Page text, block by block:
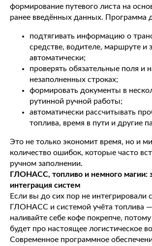
формирование путевого листа на
ранее введённых данных. Программа
подтягивать информацию о
средстве, водителе, маршруте и
автоматически;
проверять обязательные поля и
незаполненных строках;
формировать документы в
рутинной ручной работы;
автоматически рассчитывать
топлива, время в пути и другие
Это не только экономит время, но и
количество ошибок, которые часто
ручном заполнении.
ГЛОНАСС, топливо и немного магии:
интеграция систем
Если вы до сих пор не интегрировали
ГЛОНАСС и системой учёта топлива
наливайте себе кофе покрепче,
будет про настоящее логистическое
Современное программное